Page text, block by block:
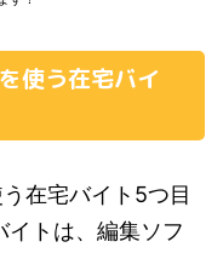
使う在宅バイ
在宅バイト5つ目
イトは、編集ソフ